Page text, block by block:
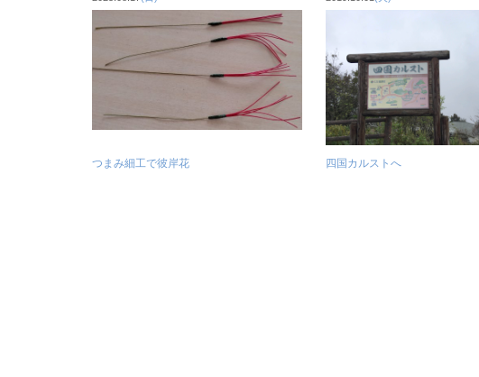
つまみ細工で彼岸花 四国カルストへ